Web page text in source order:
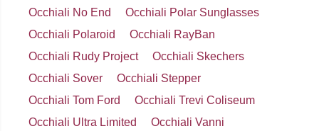
Occhiali No End
Occhiali Polar Sunglasses
Occhiali Polaroid
Occhiali RayBan
Occhiali Rudy Project
Occhiali Skechers
Occhiali Sover
Occhiali Stepper
Occhiali Tom Ford
Occhiali Trevi Coliseum
Occhiali Ultra Limited
Occhiali Vanni